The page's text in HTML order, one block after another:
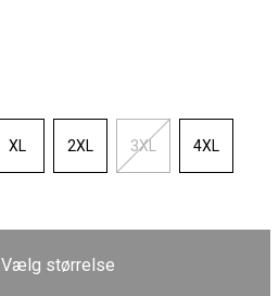
XL 2XL 3XL 4XL
Vælg størrelse